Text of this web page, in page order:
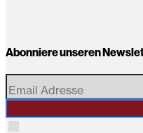
Abonniere unseren